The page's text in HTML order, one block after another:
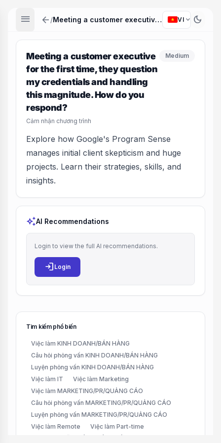
menu arrow_back / Meeting a customer executive for the first time, they question my credentials and handling this magnitude. How do you respond? VI expand_more dark_mode
Meeting a customer executive
for the first time, they question
my credentials and handling
this magnitude. How do you
respond?
Cảm nhận chương trình
Medium
Explore how Google's Program Sense
manages initial client skepticism and huge
projects. Learn their strategies, skills, and
insights.
auto_awesomeAI Recommendations
Login to view the full AI recommendations.
login Login
Tìm kiếm phổ biến
Việc làm KINH DOANH/BÁN HÀNG
Câu hỏi phỏng vấn KINH DOANH/BÁN HÀNG
Luyện phỏng vấn KINH DOANH/BÁN HÀNG
Việc làm IT
Việc làm Marketing
Việc làm MARKETING/PR/QUẢNG CÁO
Câu hỏi phỏng vấn MARKETING/PR/QUẢNG CÁO
Luyện phỏng vấn MARKETING/PR/QUẢNG CÁO
Việc làm Remote
Việc làm Part-time